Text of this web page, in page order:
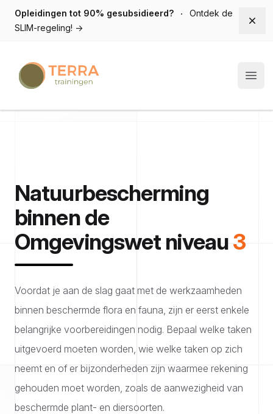
Opleidingen tot 90% gesubsidieerd?
Ontdek de
SLIM-regeling! →
Terra trainingen
Natuurbescherming
binnen de
Omgevingswet niveau3
Voordat je aan de slag gaat met de werkzaamheden
binnen beschermde flora en fauna, zijn er eerst enkele
belangrijke voorbereidingen nodig. Bepaal welke taken
uitgevoerd moeten worden, wie welke taken op zich
neemt en of er bijzonderheden zijn waarmee rekening
gehouden moet worden, zoals de aanwezigheid van
beschermde plant- en diersoorten.